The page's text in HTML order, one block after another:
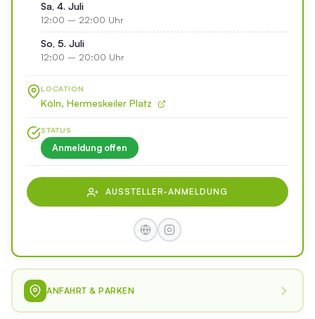
Sa, 4. Juli
12:00 – 22:00 Uhr
So, 5. Juli
12:00 – 20:00 Uhr
LOCATION
Köln, Hermeskeiler Platz
STATUS
Anmeldung offen
AUSSTELLER-ANMELDUNG
ANFAHRT & PARKEN